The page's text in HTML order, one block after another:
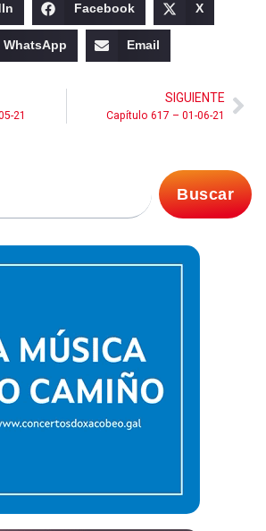
Facebook X
WhatsApp Email
21
SIGUIENTE
Capítulo 617 – 01-06-21
Buscar